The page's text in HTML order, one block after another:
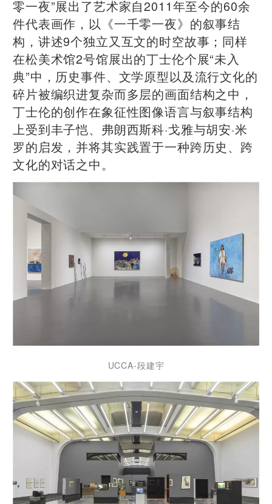
零一夜”展出了艺术家自2011年至今的60余
件代表画作，以《一千零一夜》的叙事结
构，讲述9个独立又互文的时空故事；同样
在松美术馆2号馆展出的丁士伦个展“未入
典”中，历史事件、文学原型以及流行文化的
碎片被编织进复杂而多层的画面结构之中，
丁士伦的创作在象征性图像语言与叙事结构
上受到丰子恺、弗朗西斯科·戈雅与胡安·米
罗的启发，并将其实践置于一种跨历史、跨
文化的对话之中。
UCCA-段建宇